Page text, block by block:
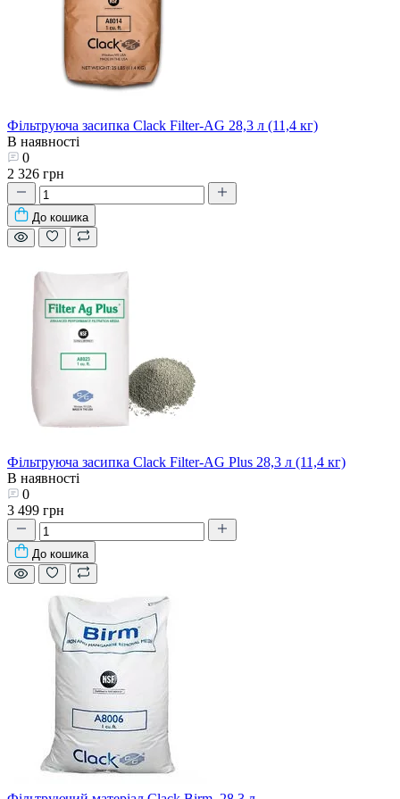
Фільтруюча засипка Clack Filter-AG 28,3 л (11,4 кг)
В наявності
0
2 326 грн
До кошика
Фільтруюча засипка Clack Filter-AG Plus 28,3 л (11,4 кг)
В наявності
0
3 499 грн
До кошика